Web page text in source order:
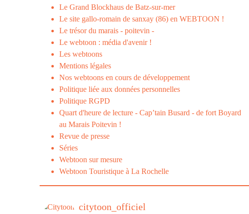
Le Grand Blockhaus de Batz-sur-mer
Le site gallo-romain de sanxay (86) en WEBTOON !
Le trésor du marais - poitevin -
Le webtoon : média d'avenir !
Les webtoons
Mentions légales
Nos webtoons en cours de développement
Politique liée aux données personnelles
Politique RGPD
Quart d'heure de lecture - Cap’tain Busard - de fort Boyard
au Marais Poitevin !
Revue de presse
Séries
Webtoon sur mesure
Webtoon Touristique à La Rochelle
citytoon_officiel